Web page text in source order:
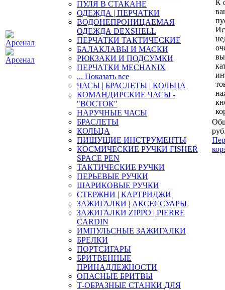
ПУЛЯ В СТАКАНЕ
ОДЕЖДА | ПЕРЧАТКИ
ВОДОНЕПРОНИЦАЕМАЯ
ОДЕЖДА DEXSHELL
ПЕРЧАТКИ ТАКТИЧЕСКИЕ
БАЛАКЛАВЫ И МАСКИ
РЮКЗАКИ И ПОДСУМКИ
ПЕРЧАТКИ MECHANIX
... Показать все
ЧАСЫ | БРАСЛЕТЫ | КОЛЬЦА
КОМАНДИРСКИЕ ЧАСЫ -
"ВОСТОК"
НАРУЧНЫЕ ЧАСЫ
БРАСЛЕТЫ
КОЛЬЦА
ПИШУЩИЕ ИНСТРУМЕНТЫ
КОСМИЧЕСКИЕ РУЧКИ FISHER
SPACE PEN
ТАКТИЧЕСКИЕ РУЧКИ
ПЕРЬЕВЫЕ РУЧКИ
ШАРИКОВЫЕ РУЧКИ
СТЕРЖНИ | КАРТРИДЖИ
ЗАЖИГАЛКИ | АКСЕССУАРЫ
ЗАЖИГАЛКИ ZIPPO | PIERRE
CARDIN
ИМПУЛЬСНЫЕ ЗАЖИГАЛКИ
БРЕЛКИ
ПОРТСИГАРЫ
БРИТВЕННЫЕ
ПРИНАДЛЕЖНОСТИ
ОПАСНЫЕ БРИТВЫ
Т-ОБРАЗНЫЕ СТАНКИ ДЛЯ
К